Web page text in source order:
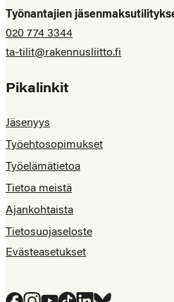
Työnantajien
020 774 3344
ta-tilit@rakennusliitto.fi
Pikalinkit
Jäsenyys
Työehtosopimukset
Työelämätietoa
Tietoa meistä
Ajankohtaista
Tietosuojaseloste
Evästeasetukset
Facebook
Instagram
YouTube
TiktokLinkedIn
Bluesky